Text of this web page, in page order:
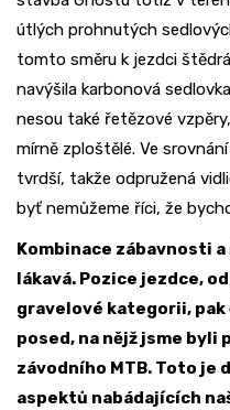
útlých prohnutých
tomto směru k jezdci
navýšila karbonová
nesou také řetězové
mírně zploštělé. Ve
tvrdší, takže odpružená
byť nemůžeme říci, že
Kombinace zábavnosti
lákavá. Pozice jezdce,
gravelové kategorii,
posed, na nějž jsme
závodního MTB. Toto je
aspektů nabádajících